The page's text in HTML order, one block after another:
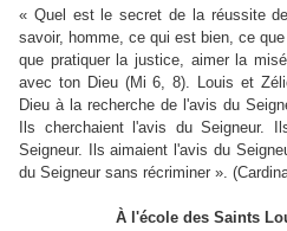
« Quel est le secret de la réussite
savoir, homme, ce qui est bien, ce
que pratiquer la justice, aimer la
avec ton Dieu (Mi 6, 8). Louis et
Dieu à la recherche de l'avis du
Ils cherchaient l'avis du Seigneur.
Seigneur. Ils aimaient l'avis du
du Seigneur sans récriminer ».
À l'école des Saints